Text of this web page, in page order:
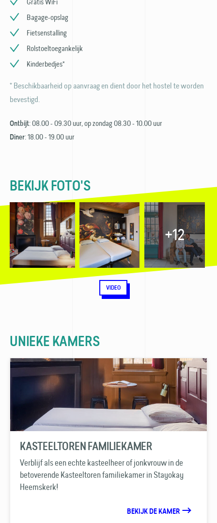
Bagage-opslag
Fietsenstalling
Rolstoeltoegankelijk
Kinderbedjes*
* Beschikbaarheid op aanvraag en dient door het hostel te worden
bevestigd.
Ontbijt: 08.00 - 09.30 uur, op zondag 08.30 - 10.00 uur
Diner: 18.00 - 19.00 uur
BEKIJK FOTO'S
+12
VIDEO
UNIEKE KAMERS
KASTEELTOREN FAMILIEKAMER
Verblijf als een echte kasteelheer of jonkvrouw in de
betoverende Kasteeltoren familiekamer in Stayokay
Heemskerk!
BEKIJK DE KAMER